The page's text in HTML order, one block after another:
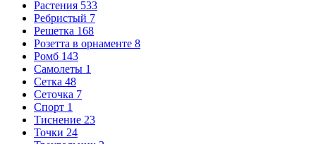
Растения 533
Ребристый 7
Решетка 168
Розетта в орнаменте 8
Ромб 143
Самолеты 1
Сетка 48
Сеточка 7
Спорт 1
Тиснение 23
Точки 24